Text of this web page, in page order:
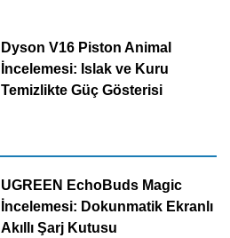
Dyson V16 Piston Animal
İncelemesi: Islak ve Kuru
Temizlikte Güç Gösterisi
UGREEN EchoBuds Magic
İncelemesi: Dokunmatik Ekranlı
Akıllı Şarj Kutusu